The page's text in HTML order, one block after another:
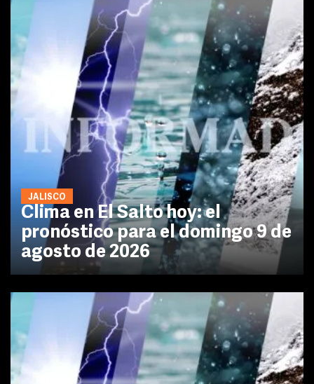
JALISCO
Clima en El Salto hoy: el
pronóstico para el domingo 9 de
agosto de 2026